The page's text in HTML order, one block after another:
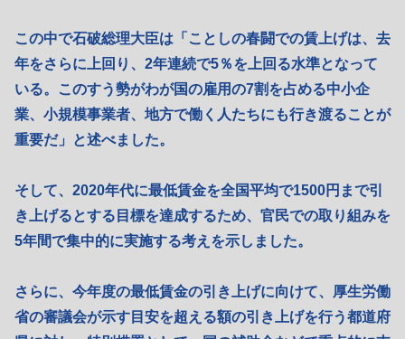
この中で石破総理大臣は「ことしの春闘での賃上げは、去
年をさらに上回り、2年連続で5％を上回る水準となって
いる。このすう勢がわが国の雇用の7割を占める中小企
業、小規模事業者、地方で働く人たちにも行き渡ることが
重要だ」と述べました。
そして、2020年代に最低賃金を全国平均で1500円まで引
き上げるとする目標を達成するため、官民での取り組みを
5年間で集中的に実施する考えを示しました。
さらに、今年度の最低賃金の引き上げに向けて、厚生労働
省の審議会が示す目安を超える額の引き上げを行う都道府